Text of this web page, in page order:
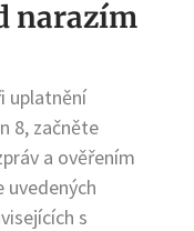
narazím
uplatnění
8, začněte
a ověřením
s